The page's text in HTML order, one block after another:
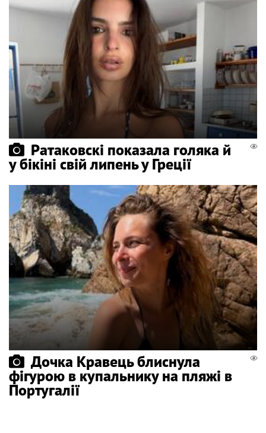
Ратаковскі показала голяка й
у бікіні свій липень у Греції
Дочка Кравець блиснула
фігурою в купальнику на пляжі в
Португалії